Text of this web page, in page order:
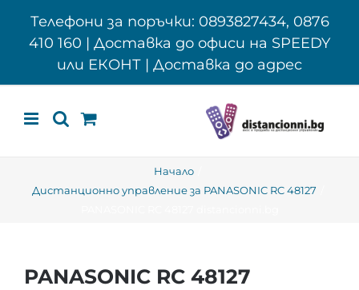
Телефони за поръчки: 0893827434, 0876
410 160 | Доставка до офиси на SPEEDY
или ЕКОНТ | Доставка до адрес
Начало
Дистанционно управление за PANASONIC RC 48127
PANASONIC RC 48127